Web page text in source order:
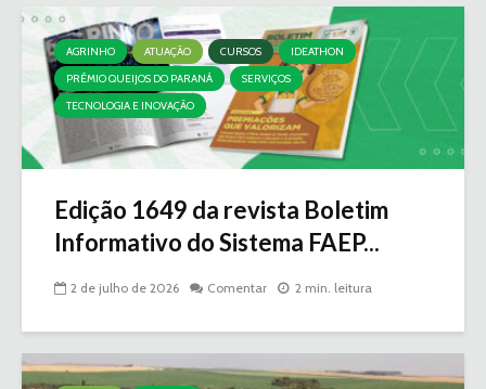
AGRINHO ATUAÇÃO CURSOS
IDEATHON
PRÊMIO QUEIJOS DO PARANÁ
SERVIÇOS
TECNOLOGIA E INOVAÇÃO
Edição 1649 da revista Boletim
Informativo do Sistema FAEP...
2 de julho de 2026 Comentar 2 min. leitura